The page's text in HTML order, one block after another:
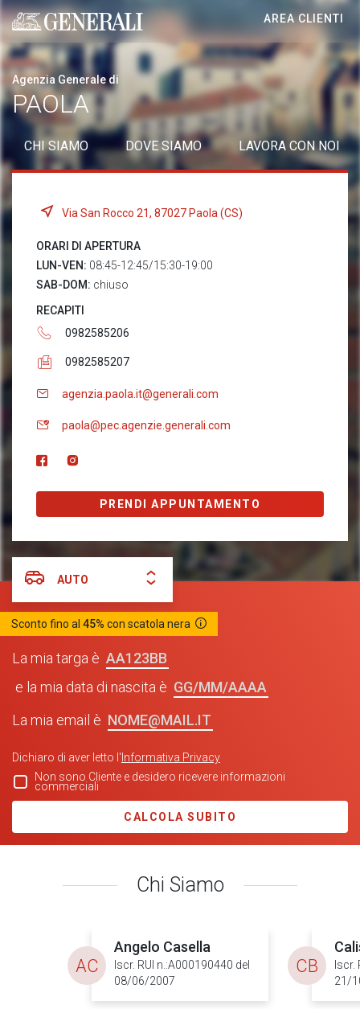
Generali logo
AREA CLIENTI
Agenzia Generale di
PAOLA
CHI SIAMO DOVE SIAMO LAVORA CON NOI
Via San Rocco 21, 87027 Paola (CS)
ORARI DI APERTURA
LUN-VEN: 08:45-12:45/15:30-19:00
SAB-DOM: chiuso
RECAPITI
0982585206
0982585207
agenzia.paola.it@generali.com
paola@pec.agenzie.generali.com
PRENDI APPUNTAMENTO
AUTO
Sconto fino al 45% con scatola nera
La mia targa è
AA123BB
e la mia data di nascita è
GG/MM/AAAA
La mia email è NOME@MAIL.IT
Dichiaro di aver letto l' Informativa Privacy
Non sono Cliente e desidero ricevere informazioni
commerciali
CALCOLA SUBITO
Chi Siamo
Angelo Casella
Iscr. RUI n.:A000190440 del
08/06/2007
AC
Iscr.
21/
CB